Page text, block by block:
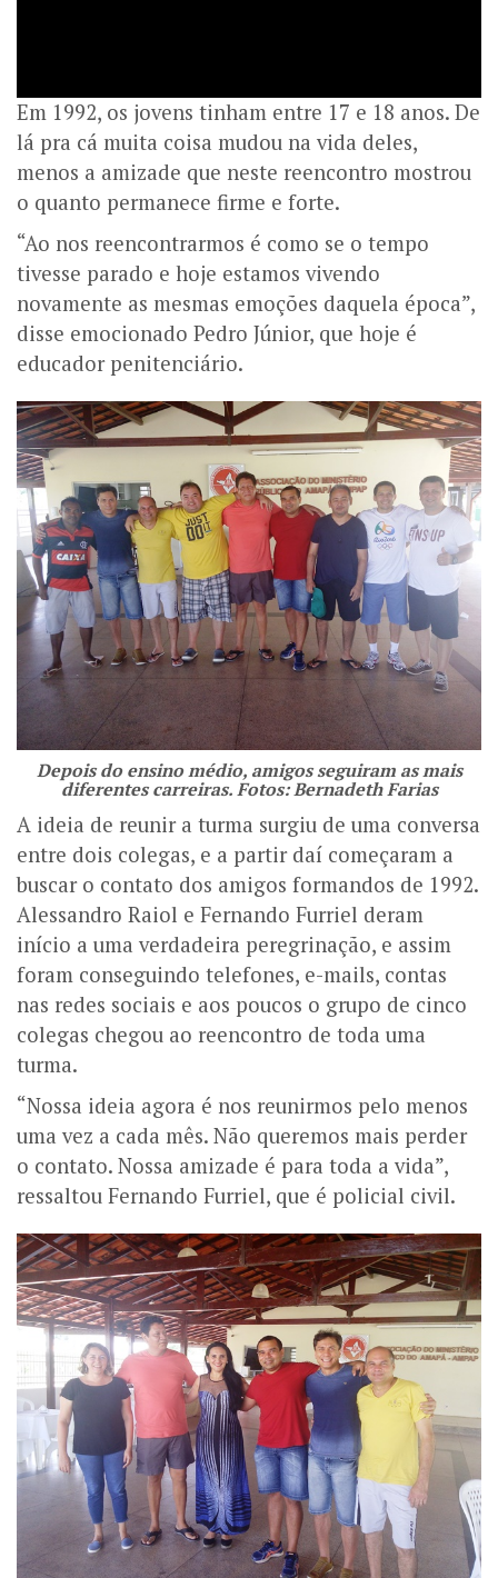
Em 1992, os jovens tinham entre 17 e 18 anos. De
lá pra cá muita coisa mudou na vida deles,
menos a amizade que neste reencontro mostrou
o quanto permanece firme e forte.
“Ao nos reencontrarmos é como se o tempo
tivesse parado e hoje estamos vivendo
novamente as mesmas emoções daquela época”,
disse emocionado Pedro Júnior, que hoje é
educador penitenciário.
Depois do ensino médio, amigos seguiram as mais
diferentes carreiras. Fotos: Bernadeth Farias
A ideia de reunir a turma surgiu de uma conversa
entre dois colegas, e a partir daí começaram a
buscar o contato dos amigos formandos de 1992.
Alessandro Raiol e Fernando Furriel deram
início a uma verdadeira peregrinação, e assim
foram conseguindo telefones, e-mails, contas
nas redes sociais e aos poucos o grupo de cinco
colegas chegou ao reencontro de toda uma
turma.
“Nossa ideia agora é nos reunirmos pelo menos
uma vez a cada mês. Não queremos mais perder
o contato. Nossa amizade é para toda a vida”,
ressaltou Fernando Furriel, que é policial civil.